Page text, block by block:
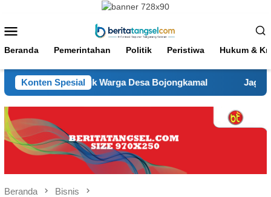
konten
Mobile
Beranda Pemerintahan Politik Peristiwa Hukum &
Konten Spesial
untuk Warga Desa Bojongkamal JagaJakarta On
Beranda Bisnis